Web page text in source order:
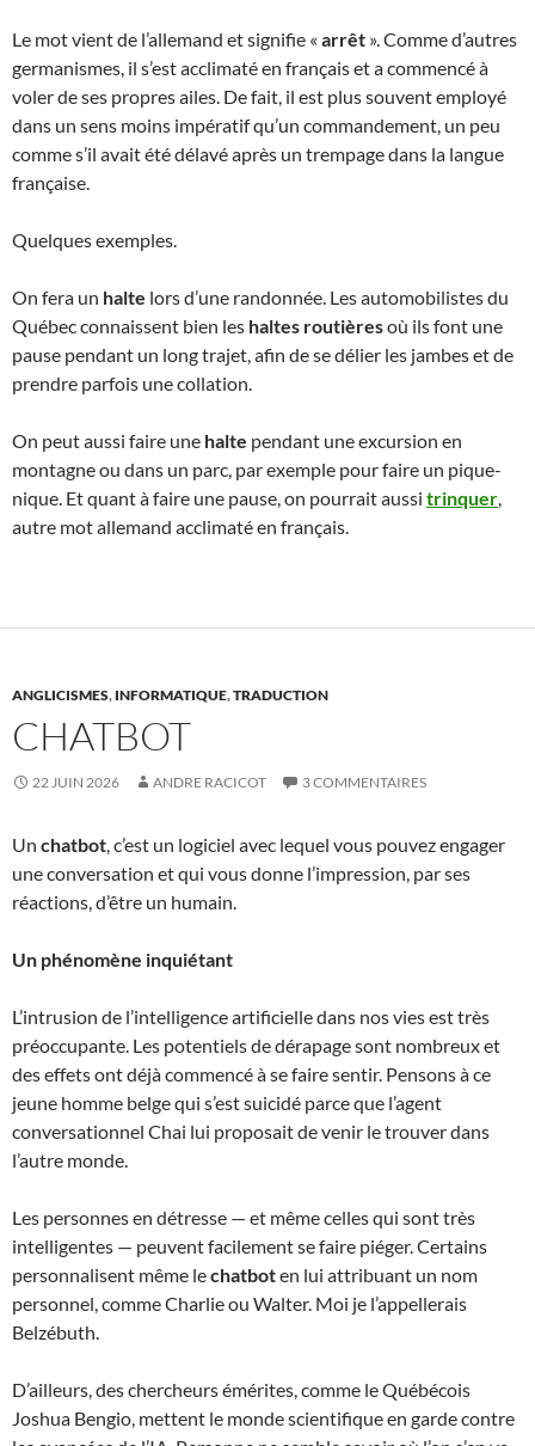
Le mot vient de l’allemand et signifie « arrêt ». Comme d’autres
germanismes, il s’est acclimaté en français et a commencé à
voler de ses propres ailes. De fait, il est plus souvent employé
dans un sens moins impératif qu’un commandement, un peu
comme s’il avait été délavé après un trempage dans la langue
française.
Quelques exemples.
On fera un halte lors d’une randonnée. Les automobilistes du
Québec connaissent bien les haltes routièresoù ils font une
pause pendant un long trajet, afin de se délier les jambes et de
prendre parfois une collation.
On peut aussi faire une halte pendant une excursion en
montagne ou dans un parc, par exemple pour faire un pique-
nique. Et quant à faire une pause, on pourrait aussi trinquer,
autre mot allemand acclimaté en français.
ANGLICISMES, INFORMATIQUE,TRADUCTION
CHATBOT
22 JUIN 2026 ANDRE RACICOT 3 COMMENTAIRES
Un chatbot, c’est un logiciel avec lequel vous pouvez engager
une conversation et qui vous donne l’impression, par ses
réactions, d’être un humain.
Un phénomène inquiétant
L’intrusion de l’intelligence artificielle dans nos vies est très
préoccupante. Les potentiels de dérapage sont nombreux et
des effets ont déjà commencé à se faire sentir. Pensons à ce
jeune homme belge qui s’est suicidé parce que l’agent
conversationnel Chai lui proposait de venir le trouver dans
l’autre monde.
Les personnes en détresse — et même celles qui sont très
intelligentes — peuvent facilement se faire piéger. Certains
personnalisent même lechatboten lui attribuant un nom
personnel, comme Charlie ou Walter. Moi je l’appellerais
Belzébuth.
D’ailleurs, des chercheurs émérites, comme le Québécois
Joshua Bengio, mettent le monde scientifique en garde contre